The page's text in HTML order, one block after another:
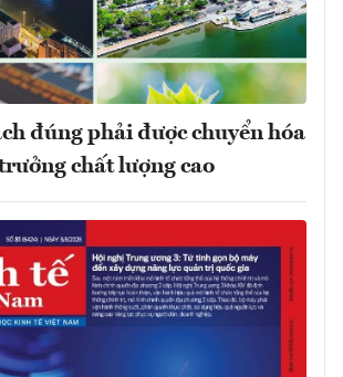
đúng phải được chuyển hóa
chất lượng cao